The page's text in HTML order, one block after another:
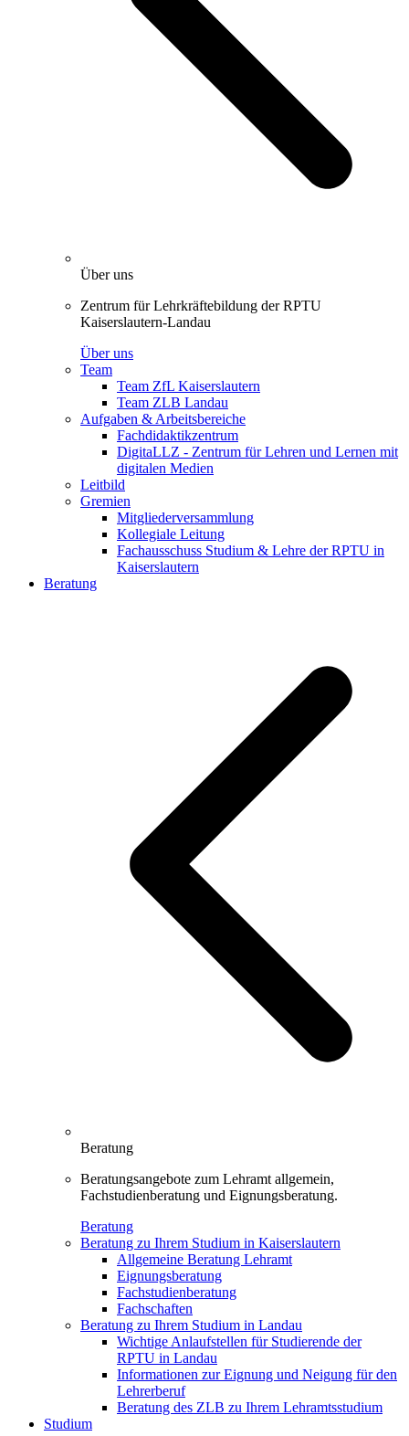
Über uns
Zentrum für Lehrkräftebildung der RPTU
Kaiserslautern-Landau
Über uns
Team
Team ZfL Kaiserslautern
Team ZLB Landau
Aufgaben & Arbeitsbereiche
Fachdidaktikzentrum
DigitaLLZ - Zentrum für Lehren und Lernen mit
digitalen Medien
Leitbild
Gremien
Mitgliederversammlung
Kollegiale Leitung
Fachausschuss Studium & Lehre der RPTU in
Kaiserslautern
Beratung
Beratung
Beratungsangebote zum Lehramt allgemein,
Fachstudienberatung und Eignungsberatung.
Beratung
Beratung zu Ihrem Studium in Kaiserslautern
Allgemeine Beratung Lehramt
Eignungsberatung
Fachstudienberatung
Fachschaften
Beratung zu Ihrem Studium in Landau
Wichtige Anlaufstellen für Studierende der
RPTU in Landau
Informationen zur Eignung und Neigung für den
Lehrerberuf
Beratung des ZLB zu Ihrem Lehramtsstudium
Studium